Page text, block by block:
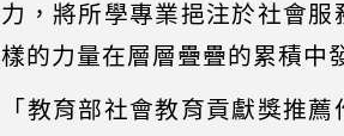
力，將所學專業挹注於社會
樣的力量在層層疊疊的累積中
「教育部社會教育貢獻獎推